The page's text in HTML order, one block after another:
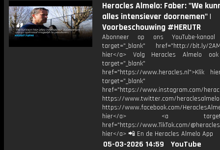
Heracles Almelo: Faber: "We
alles intensiever doornemen" |
Voorbeschouwing #HERUTR
Abonneer op ons YouTube-
target="_blank" href="http://bit.ly/
hier</a> Volg Heracles Almelo
target="_blank"
href="https://www.heracles.nl">Klik
target="_blank"
href="https://www.instagram.com/
https://www.twitter.com/heraclesalmelo
https://www.facebook.com/
hier</a> <a
href="https://www.TikTok.com/
hier</a> 📲 En de Heracles Almelo App
05-03-2026 14:59
YouTube